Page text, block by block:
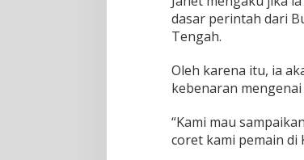
dasar perintah dari
Tengah.
Oleh karena itu, ia
kebenaran
“Kami mau
coret kami pemain di